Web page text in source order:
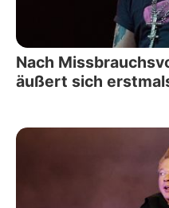
Nach
äußert sich